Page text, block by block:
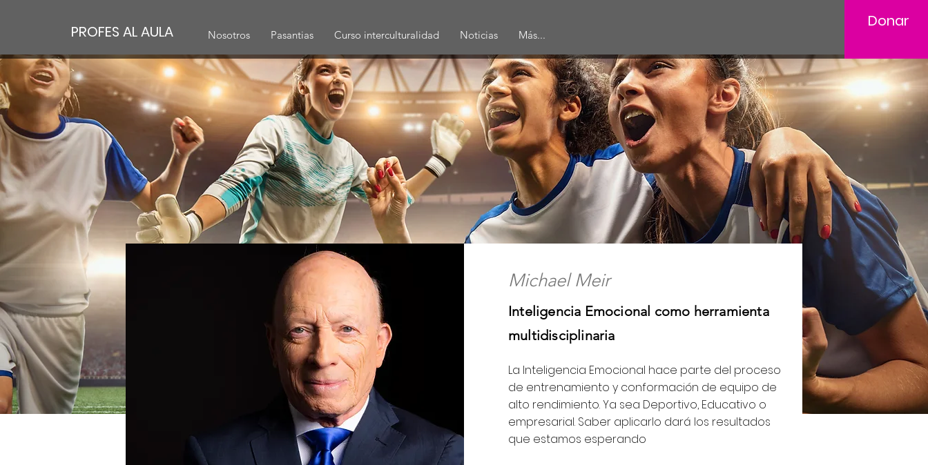
PROFES AL AULA Nosotros Pasantias Curso interculturalidad Noticias Más...
Donar
Michael Meir
Inteligencia Emocional como herramienta
multidisciplinaria
La Inteligencia Emocional hace parte del proceso
de entrenamiento y conformación de equipo de
alto rendimiento. Ya sea Deportivo, Educativo o
empresarial. Saber aplicarlo dará los resultados
que estamos esperando